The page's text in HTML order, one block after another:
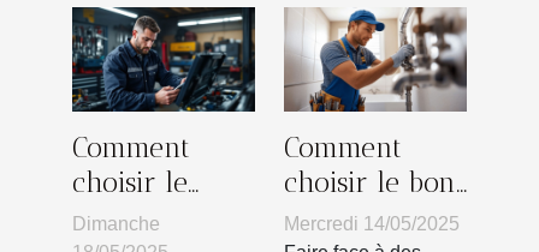
Comment
choisir le
meilleur
Dimanche
Comment
choisir le bon
spécialiste
Mercredi 14/05/2025